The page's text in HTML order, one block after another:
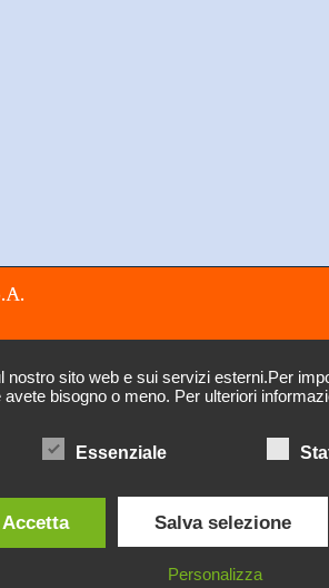
sito web e sui servizi esterni.Per
bisogno o meno. Per ulteriori
Essenziale
Salva selezione
Personalizza